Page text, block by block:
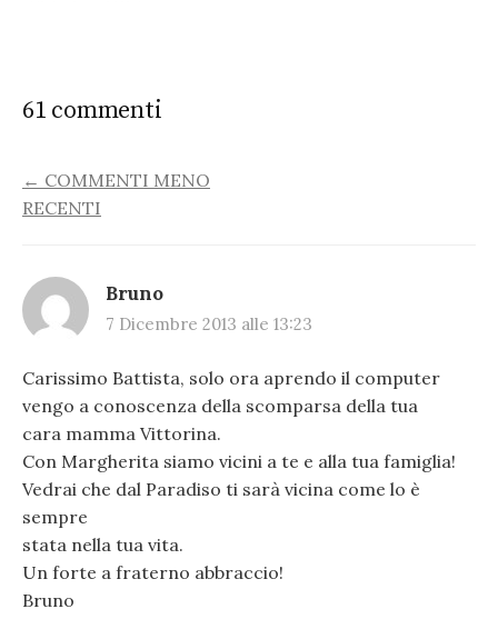
61 commenti
COMMENT
NAVIGATION
← COMMENTI MENO
RECENTI
Bruno
7 Dicembre 2013 alle 13:23
Carissimo Battista, solo ora aprendo il computer
vengo a conoscenza della scomparsa della tua
cara mamma Vittorina.
Con Margherita siamo vicini a te e alla tua famiglia!
Vedrai che dal Paradiso ti sarà vicina come lo è
sempre
stata nella tua vita.
Un forte a fraterno abbraccio!
Bruno